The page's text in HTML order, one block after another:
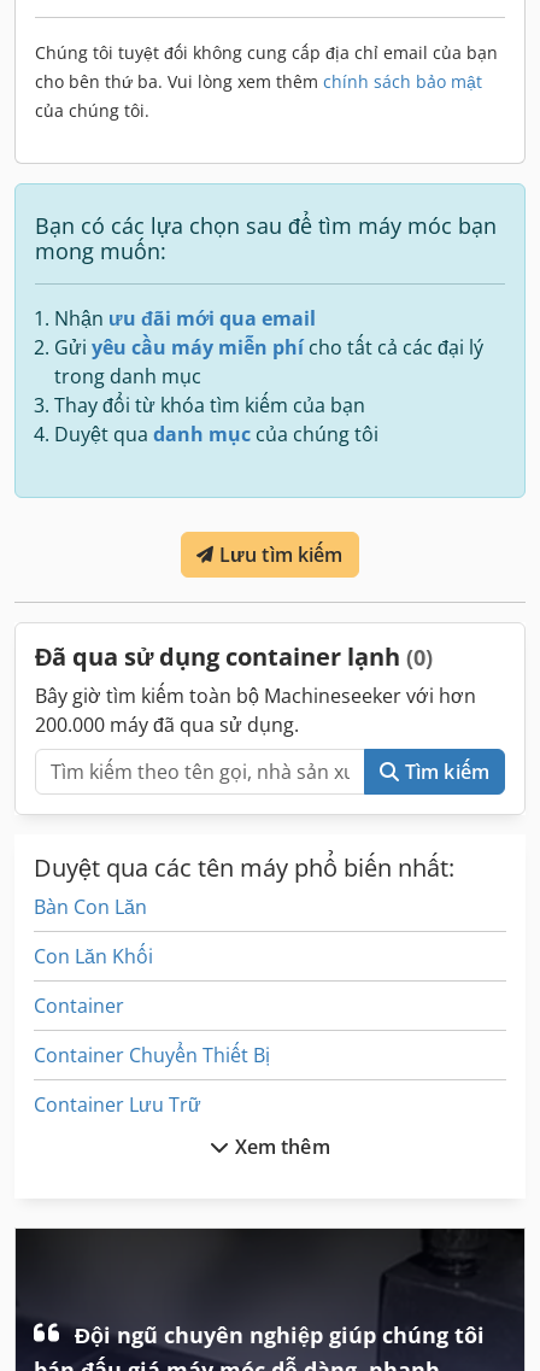
Chúng tôi tuyệt đối không cung cấp địa chỉ email của bạn
cho bên thứ ba. Vui lòng xem thêm chính sách bảo mật
của chúng tôi.
Bạn có các lựa chọn sau để tìm máy móc bạn
mong muốn:
Nhận ưu đãi mới qua email
Gửi yêu cầu máy miễn phícho tất cả các đại lý
trong danh mục
Thay đổi từ khóa tìm kiếm của bạn
Duyệt qua danh mục của chúng tôi
Lưu tìm kiếm
Đã qua sử dụng container lạnh (0)
Bây giờ tìm kiếm toàn bộ Machineseeker với hơn
200.000 máy đã qua sử dụng.
Tìm kiếm
Duyệt qua các tên máy phổ biến nhất:
Bàn Con Lăn
Con Lăn Khối
Container
Container Chuyển Thiết Bị
Container Lưu Trữ
Halfpipe Container
Xem thêm
Đội ngũ chuyên nghiệp giúp chúng tôi